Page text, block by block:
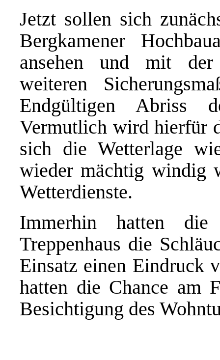
Jetzt sollen sich
Bergkamener
ansehen und mit
weiteren
Endgültigen Abriss
Vermutlich wird hierfür
sich die Wetterlage
wieder mächtig windig
Wetterdienste.
Immerhin hatten die
Treppenhaus die
Einsatz einen Eindruck
hatten die Chance am
Besichtigung des